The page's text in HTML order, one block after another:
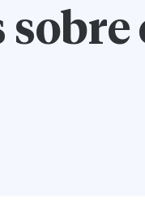
sobre